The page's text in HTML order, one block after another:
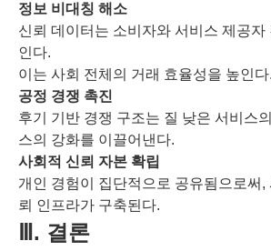
정보 비대칭 해소
신뢰 데이터는 소비자와 서비스 제공자
인다.
이는 사회 전체의 거래 효율성을 높인다.
공정 경쟁 촉진
후기 기반 경쟁 구조는 질 낮은 서비스
스의 강화를 이끌어낸다.
사회적 신뢰 자본 확립
개인 경험이 집단적으로 공유됨으로써,
뢰 인프라가 구축된다.
Ⅲ. 결론